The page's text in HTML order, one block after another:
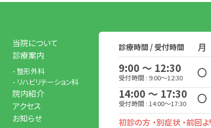
当院について
診療案内
- 整形外科
- リハビリテーション科
院内紹介
アクセス
お知らせ
診療時間 / 受付時間 月
9:00 ～ 12:30
受付時間 : 9:00～12:30 〇
14:00 ～ 17:30
受付時間 : 14:00～17:30 〇
初診の方 ・別症状 ・前回